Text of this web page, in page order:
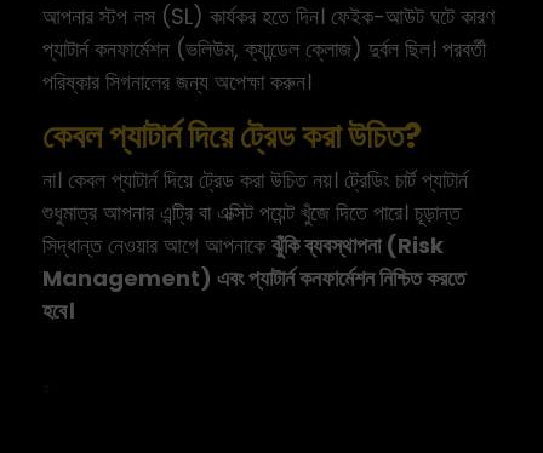
আপনার স্টপ লস (SL) কার্যকর হতে দিন। ফেইক-আউট ঘটে কারণ
প্যাটার্ন কনফার্মেশন (ভলিউম, ক্যান্ডেল ক্লোজ) দুর্বল ছিল। পরবর্তী
পরিষ্কার সিগনালের জন্য অপেক্ষা করুন।
কেবল প্যাটার্ন দিয়ে ট্রেড করা উচিত?
না। কেবল প্যাটার্ন দিয়ে ট্রেড করা উচিত নয়। ট্রেডিং চার্ট প্যাটার্ন
শুধুমাত্র আপনার এন্ট্রি বা এক্সিট পয়েন্ট খুঁজে দিতে পারে। চূড়ান্ত
সিদ্ধান্ত নেওয়ার আগে আপনাকে ঝুঁকি ব্যবস্থাপনা (Risk
Management) এবং প্যাটার্ন কনফার্মেশন নিশ্চিত করতে
হবে।